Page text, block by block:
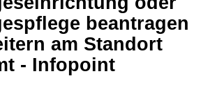
beantragen
am Standort
- Infopoint